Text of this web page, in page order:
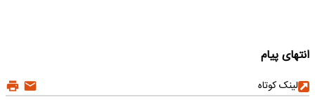
انتهای پیام
لینک کوتاه